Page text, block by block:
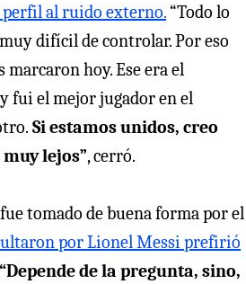
perfil al ruido externo. “Todo lo
difícil de controlar. Por eso
hoy. Ese era el
fui el mejor jugador en el
Si estamos unidos, creo
lejos”, cerró.
tomado de buena forma por el
por Lionel Messi prefirió
“Depende de la pregunta, sino,